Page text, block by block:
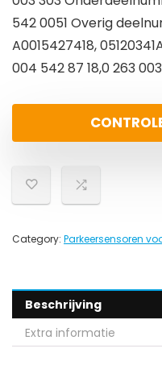
542 0051 Overig
A0015427418,
004 542 87 18,0 263
Category: Parkeersensoren
Beschrijving
Extra informatie